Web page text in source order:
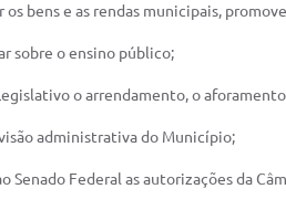
os bens e as rendas municipais,
sobre o ensino público;
o arrendamento, o
administrativa do Município;
Senado Federal as autorizações da